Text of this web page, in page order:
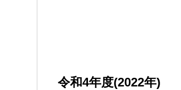
令和4年度(2022年)